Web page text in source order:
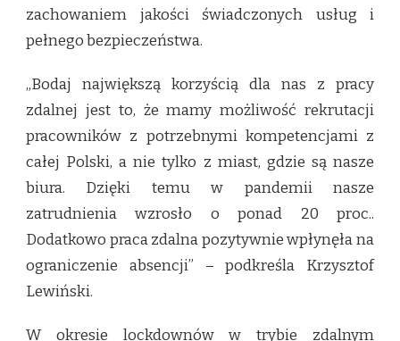
zachowaniem jakości świadczonych usług i
pełnego bezpieczeństwa.
„Bodaj największą korzyścią dla nas z pracy
zdalnej jest to, że mamy możliwość rekrutacji
pracowników z potrzebnymi kompetencjami z
całej Polski, a nie tylko z miast, gdzie są nasze
biura. Dzięki temu w pandemii nasze
zatrudnienia wzrosło o ponad 20 proc..
Dodatkowo praca zdalna pozytywnie wpłynęła na
ograniczenie absencji” – podkreśla Krzysztof
Lewiński.
W okresie lockdownów w trybie zdalnym